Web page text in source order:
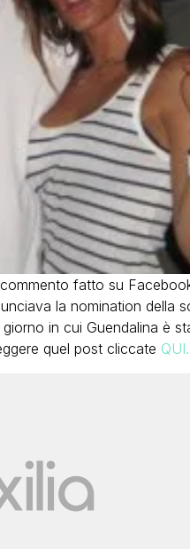
fatto su
la nomination della
in cui Guendalina è
quel post cliccate QUI.